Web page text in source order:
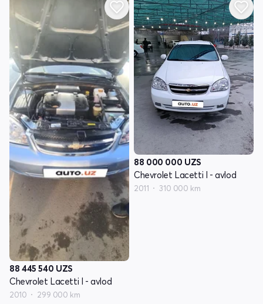
88 445 540 UZS
Chevrolet Lacetti I - avlod
2010 299 000 km
88 000 000 UZS
Chevrolet Lacetti I - avlod
2011 310 000 km